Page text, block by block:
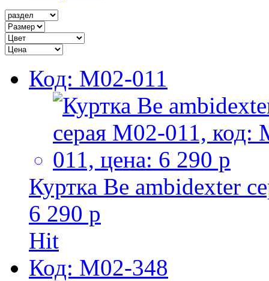
Код: M02-011
Куртка Be ambidexter
6 290 р
Hit
Код: M02-348